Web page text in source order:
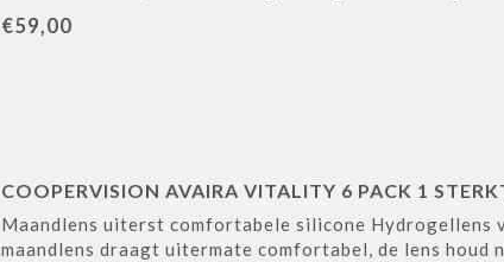
€59,00
COOPERVISION AVAIRA VITALITY 6 PACK 1
Maandlens uiterst comfortabele silicone Hydrogellens
maandlens draagt uitermate comfortabel, de lens